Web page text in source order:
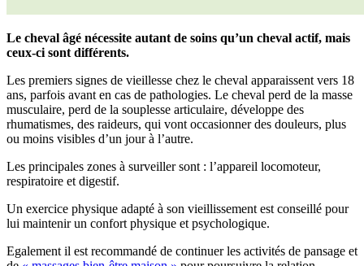
Le cheval âgé nécessite autant de soins qu’un cheval actif, mais
ceux-ci sont différents.
Les premiers signes de vieillesse chez le cheval apparaissent vers 18
ans, parfois avant en cas de pathologies. Le cheval perd de la masse
musculaire, perd de la souplesse articulaire, développe des
rhumatismes, des raideurs, qui vont occasionner des douleurs, plus
ou moins visibles d’un jour à l’autre.
Les principales zones à surveiller sont : l’appareil locomoteur,
respiratoire et digestif.
Un exercice physique adapté à son vieillissement est conseillé pour
lui maintenir un confort physique et psychologique.
Egalement il est recommandé de continuer les activités de pansage et